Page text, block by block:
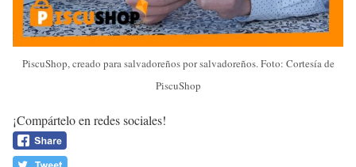
PiscuShop, creado para salvadoreños por salvadoreños. Foto: Cortesía de
PiscuShop
¡Compártelo en redes sociales!